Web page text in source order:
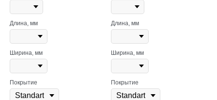
Длина, мм
Ширина, мм
Покрытие
Длина, мм
Ширина, мм
Покрытие